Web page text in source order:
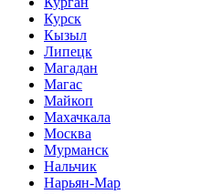
Курск
Кызыл
Липецк
Магадан
Магас
Майкоп
Махачкала
Москва
Мурманск
Нальчик
Нарьян-Мар